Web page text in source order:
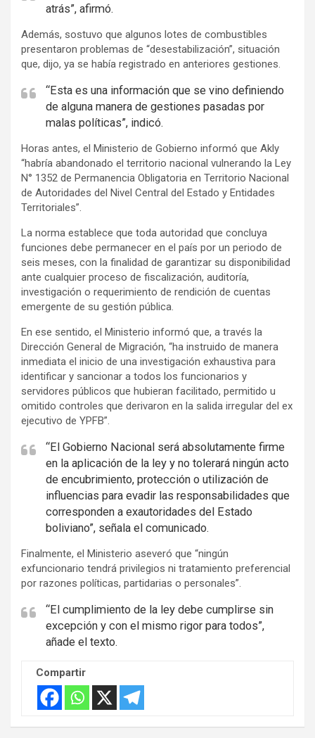
atrás”, afirmó.
Además, sostuvo que algunos lotes de combustibles
presentaron problemas de “desestabilización”, situación
que, dijo, ya se había registrado en anteriores gestiones.
“Esta es una información que se vino definiendo
de alguna manera de gestiones pasadas por
malas políticas”, indicó.
Horas antes, el Ministerio de Gobierno informó que Akly
“habría abandonado el territorio nacional vulnerando la Ley
N° 1352 de Permanencia Obligatoria en Territorio Nacional
de Autoridades del Nivel Central del Estado y Entidades
Territoriales”.
La norma establece que toda autoridad que concluya
funciones debe permanecer en el país por un periodo de
seis meses, con la finalidad de garantizar su disponibilidad
ante cualquier proceso de fiscalización, auditoría,
investigación o requerimiento de rendición de cuentas
emergente de su gestión pública.
En ese sentido, el Ministerio informó que, a través la
Dirección General de Migración, “ha instruido de manera
inmediata el inicio de una investigación exhaustiva para
identificar y sancionar a todos los funcionarios y
servidores públicos que hubieran facilitado, permitido u
omitido controles que derivaron en la salida irregular del ex
ejecutivo de YPFB”.
“El Gobierno Nacional será absolutamente firme
en la aplicación de la ley y no tolerará ningún acto
de encubrimiento, protección o utilización de
influencias para evadir las responsabilidades que
corresponden a exautoridades del Estado
boliviano”, señala el comunicado.
Finalmente, el Ministerio aseveró que “ningún
exfuncionario tendrá privilegios ni tratamiento preferencial
por razones políticas, partidarias o personales”.
“El cumplimiento de la ley debe cumplirse sin
excepción y con el mismo rigor para todos”,
añade el texto.
Compartir